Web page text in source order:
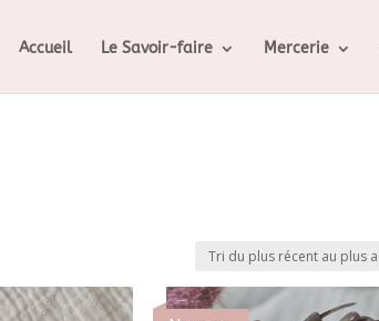
Accueil Le Savoir-faire Mercerie